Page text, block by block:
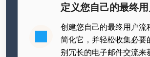
定义您自己的最终
创建您自己的最终用户流
简化它，并轻松收集必要
别冗长的电子邮件交流来